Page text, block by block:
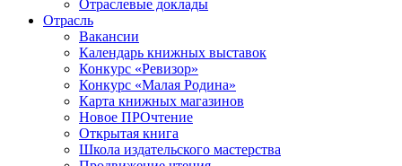
Отраслевые доклады
Отрасль
Вакансии
Календарь книжных выставок
Конкурс «Ревизор»
Конкурс «Малая Родина»
Карта книжных магазинов
Новое ПРОчтение
Открытая книга
Школа издательского мастерства